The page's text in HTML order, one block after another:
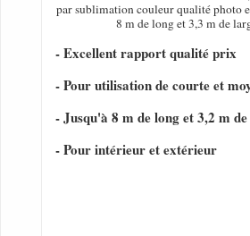
par sublimation couleur qualité photo
8 m de long et 3,3 m de
- Excellent rapport qualité prix
- Pour utilisation de courte et
- Jusqu'à 8 m de long et 3,2 m
- Pour intérieur et extérieur